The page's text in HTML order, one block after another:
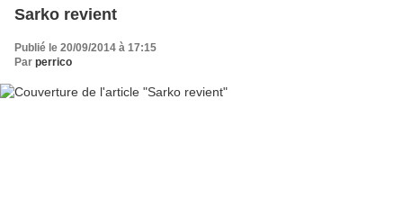
Sarko revient
Publié le 20/09/2014 à 17:15
Par perrico